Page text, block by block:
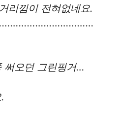
리낌이 전혀없네요.
써오던 그린핑거…